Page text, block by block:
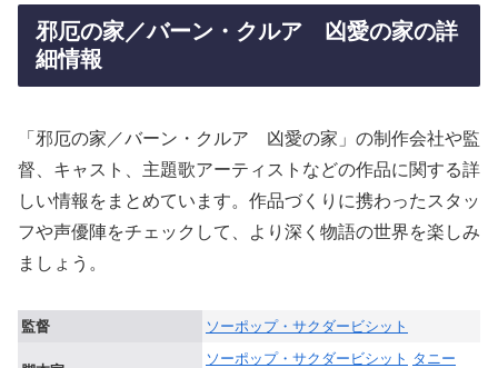
邪厄の家／バーン・クルア 凶愛の家の詳
細情報
「邪厄の家／バーン・クルア 凶愛の家」の制作会社や監
督、キャスト、主題歌アーティストなどの作品に関する詳
しい情報をまとめています。作品づくりに携わったスタッ
フや声優陣をチェックして、より深く物語の世界を楽しみ
ましょう。
監督 ソーポップ・サクダービシット
ソーポップ・サクダービシット タニー